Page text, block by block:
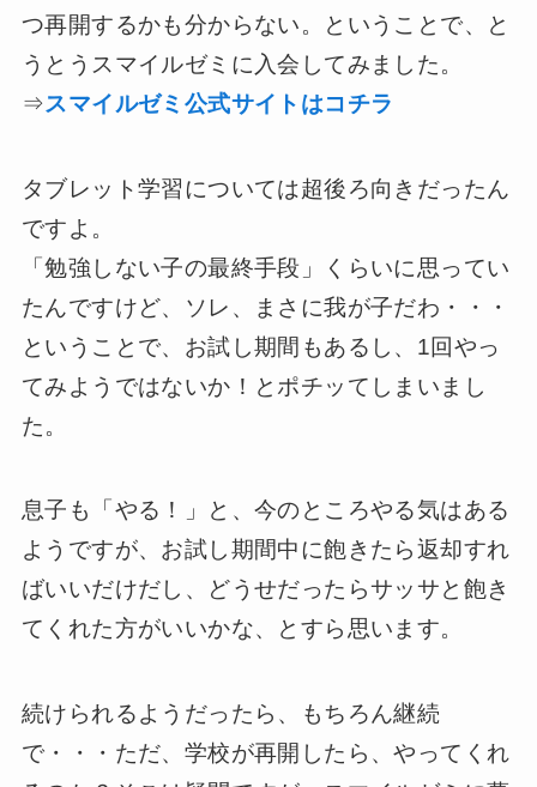
つ再開するかも分からない。ということで、と
うとうスマイルゼミに入会してみました。
⇒スマイルゼミ公式サイトはコチラ
タブレット学習については超後ろ向きだったん
ですよ。
「勉強しない子の最終手段」くらいに思ってい
たんですけど、ソレ、まさに我が子だわ・・・
ということで、お試し期間もあるし、1回やっ
てみようではないか！とポチッてしまいまし
た。
息子も「やる！」と、今のところやる気はある
ようですが、お試し期間中に飽きたら返却すれ
ばいいだけだし、どうせだったらサッサと飽き
てくれた方がいいかな、とすら思います。
続けられるようだったら、もちろん継続
で・・・ただ、学校が再開したら、やってくれ